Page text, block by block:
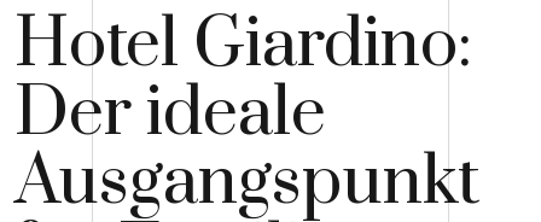
Hotel Giardino:
Der ideale
Ausgangspunkt